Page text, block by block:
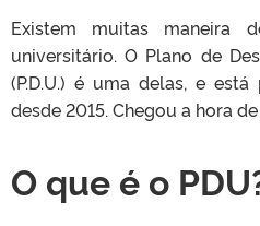
Existem muitas maneira
universitário. O Plano de
(P.D.U.) é uma delas, e
desde 2015. Chegou a hora
O que é o